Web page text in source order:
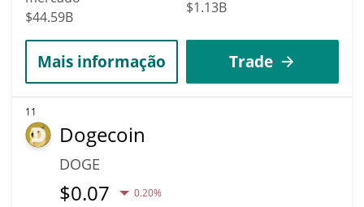
$44.59B
$1.13B
Mais informação Trade
11
Dogecoin
DOGE
$0.07 0.20%